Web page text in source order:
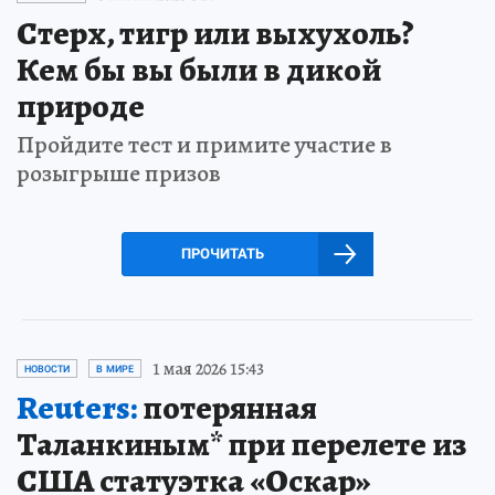
Стерх, тигр или выхухоль?
Кем бы вы были в дикой
природе
Пройдите тест и примите участие в
розыгрыше призов
ПРОЧИТАТЬ
НОВОСТИ В МИРЕ 1 мая 2026 15:43
Reuters:потерянная
Таланкиным* при перелете из
США статуэтка «Оскар»